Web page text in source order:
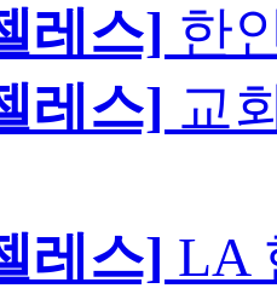
레스] 한
레스] 교
레스] LA